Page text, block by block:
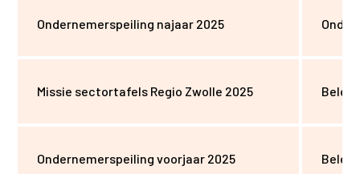
Ondernemerspeiling najaar 2025
Missie sectortafels Regio Zwolle 2025
Ondernemerspeiling voorjaar 2025